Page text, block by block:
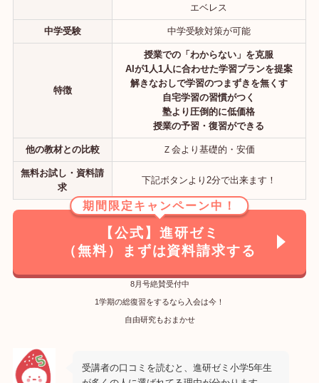
エベレス
中学受験 中学受験対策が可能
特徴
授業での「わからない」を克服
AIが1人1人に合わせた学習プランを提案
解きなおしで学習のつまずきを無くす
自宅学習の習慣がつく
塾より圧倒的に低価格
授業の予習・復習ができる
他の教材との比較 Ｚ会より基礎的・安価
無料お試し・資料請
求
下記ボタンより2分で出来ます！
期間限定キャンペーン中！
【公式】進研ゼミ
（無料）まずは資料請求する
8月号絶賛受付中
1学期の総復習をするなら入会は今！
自由研究もおまかせ
受講者の口コミを読むと、進研ゼミ小学5年生